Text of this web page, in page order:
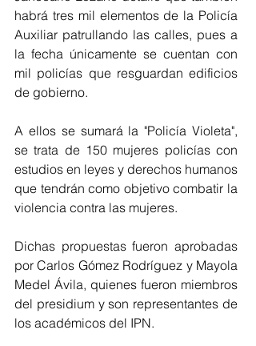
habrá tres mil elementos de la Policía
Auxiliar patrullando las calles, pues a
la fecha únicamente se cuentan con
mil policías que resguardan edificios
de gobierno.
A ellos se sumará la "Policía Violeta",
se trata de 150 mujeres policías con
estudios en leyes y derechos humanos
que tendrán como objetivo combatir la
violencia contra las mujeres.
Dichas propuestas fueron aprobadas
por Carlos Gómez Rodríguez y Mayola
Medel Ávila, quienes fueron miembros
del presidium y son representantes de
los académicos del IPN.